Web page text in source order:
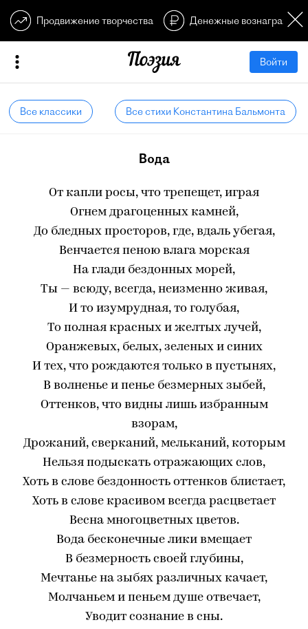
Продвижение творчества Денежные
Войти
Все классики Все стихи Константина Бальмонта
Вода
От капли росы, что трепещет, играя
Огнем драгоценных камней,
До бледных просторов, где, вдаль убегая,
Венчается пеною влага морская
На глади бездонных морей,
Ты — всюду, всегда, неизменно живая,
И то изумрудная, то голубая,
То полная красных и желтых лучей,
Оранжевых, белых, зеленых и синих
И тех, что рождаются только в пустынях,
В волненье и пенье безмерных зыбей,
Оттенков, что видны лишь избранным
взорам,
Дрожаний, сверканий, мельканий, которым
Нельзя подыскать отражающих слов,
Хоть в слове бездонность оттенков блистает,
Хоть в слове красивом всегда расцветает
Весна многоцветных цветов.
Вода бесконечные лики вмещает
В безмерность своей глубины,
Мечтанье на зыбях различных качает,
Молчаньем и пеньем душе отвечает,
Уводит сознание в сны.